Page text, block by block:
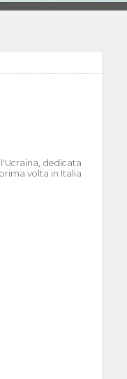
dedicata
volta in Italia